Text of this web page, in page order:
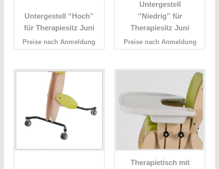
Untergestell “Hoch”
für Therapiesitz Juni
Preise nach Anmeldung
Untergestell
“Niedrig” für
Therapiesitz Juni
Preise nach Anmeldung
Therapietisch mit